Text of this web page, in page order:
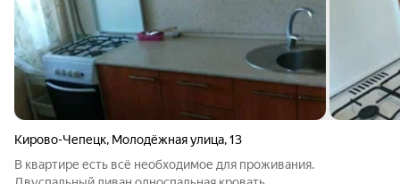
Кирово-Чепецк, Молодёжная улица,13
В квартире есть всё необходимое для проживания.